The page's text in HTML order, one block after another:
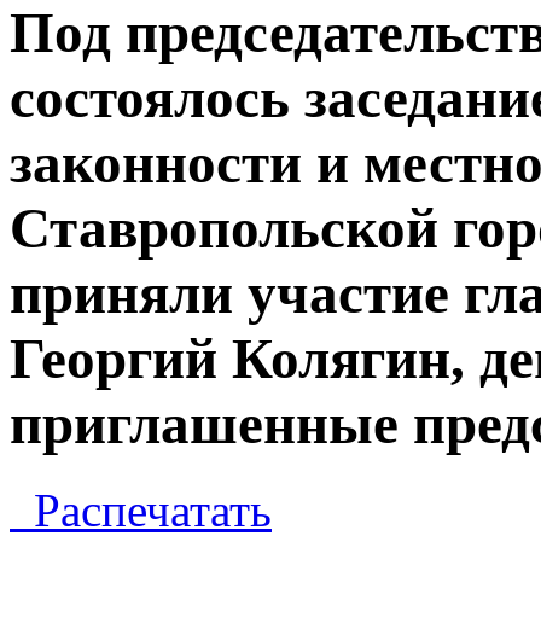
Под
состоялось
законности и
Ставропольской
приняли участие
Георгий Колягин,
приглашенные
Распечатать